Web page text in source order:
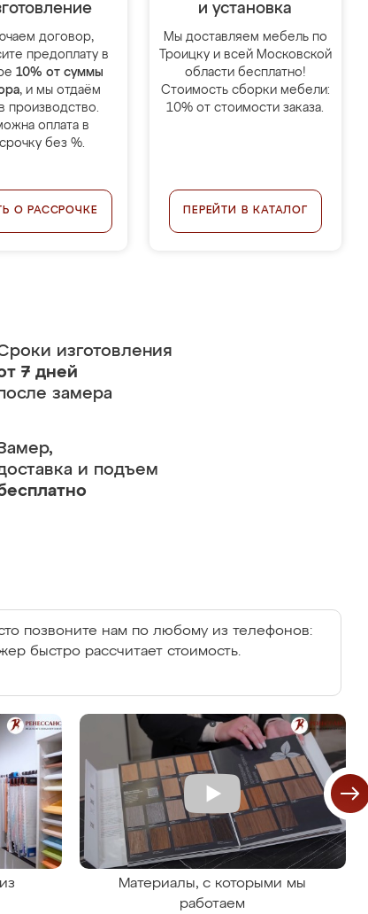
договор,
предоплату в
10% от суммы
, и мы отдаём
производство.
оплата в
без %.
О РАССРОЧКЕ
и установка
Мы доставляем мебель по
Троицку и всей Московской
области бесплатно!
Стоимость сборки мебели:
10% от стоимости заказа.
ПЕРЕЙТИ В КАТАЛОГ
изготовления
7 дней
замера
и подъем
позвоните нам по любому из телефонов:
быстро рассчитает стоимость.
Материалы, с которыми мы
работаем